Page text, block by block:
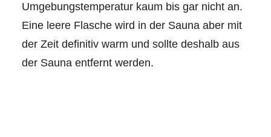
Umgebungstemperatur kaum bis gar nicht an.
Eine leere Flasche wird in der Sauna aber mit
der Zeit definitiv warm und sollte deshalb aus
der Sauna entfernt werden.